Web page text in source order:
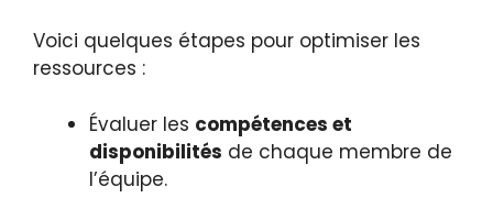
Voici quelques étapes pour optimiser les
ressources :
Évaluer les compétences et
disponibilités de chaque membre de
l’équipe.